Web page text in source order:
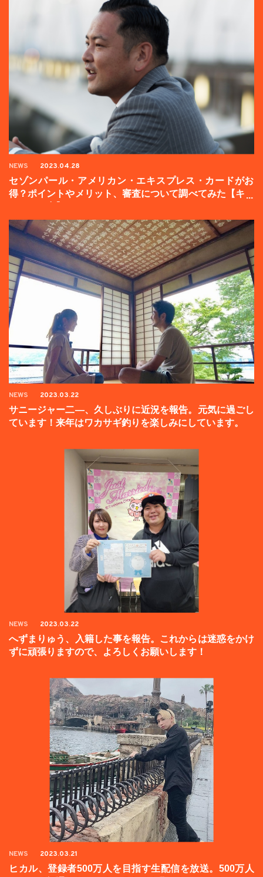
NEWS 2023.04.28
セゾンパール・アメリカン・エキスプレス・カードがお
得？ポイントやメリット、審査について調べてみた【キャ
NEWS 2023.03.22
サニージャー二―、久しぶりに近況を報告。元気に過ごし
ています！来年はワカサギ釣りを楽しみにしています。
NEWS 2023.03.22
へずまりゅう、入籍した事を報告。これからは迷惑をかけ
ずに頑張りますので、よろしくお願いします！
NEWS 2023.03.21
ヒカル、登録者500万人を目指す生配信を放送。500万人